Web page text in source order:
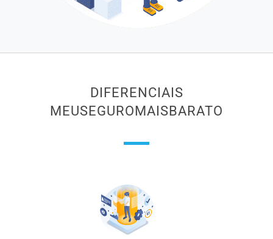
DIFERENCIAIS
MEUSEGUROMAISBARATO